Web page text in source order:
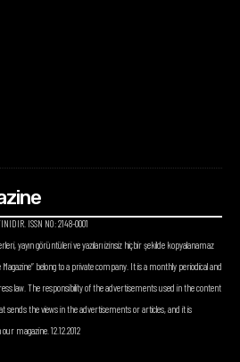
ISSN NO: 2148-0001
yayın görüntüleri ve yazıları izinsiz hiçbir şekilde kopyalanamaz
Magazine” belong to a private company. It is a monthly periodical and
law. The responsibility of the advertisements used in the content
sends the views in the advertisements or articles, and it is
magazine. 12.12.2012